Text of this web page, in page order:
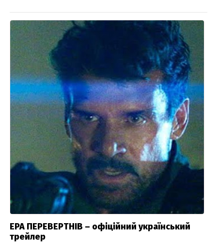
ЕРА ПЕРЕВЕРТНІВ – офіційний український
трейлер